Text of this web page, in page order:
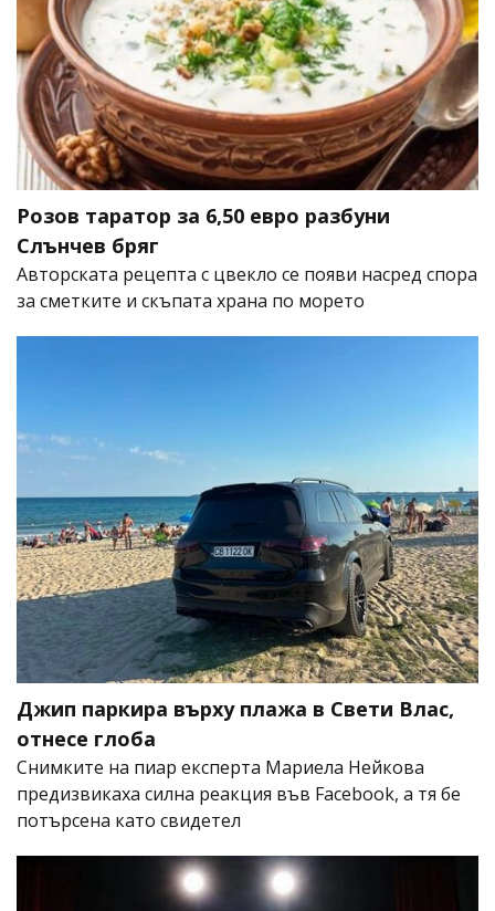
Розов таратор за 6,50 евро разбуни
Слънчев бряг
Авторската рецепта с цвекло се появи насред спора
за сметките и скъпата храна по морето
Джип паркира върху плажа в Свети Влас,
отнесе глоба
Снимките на пиар експерта Мариела Нейкова
предизвикаха силна реакция във Facebook, а тя бе
потърсена като свидетел